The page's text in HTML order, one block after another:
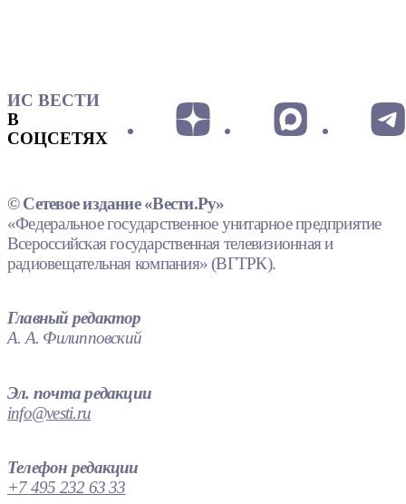
ИС ВЕСТИ
В
СОЦСЕТЯХ
© Сетевое издание «Вести.Ру»
«Федеральное государственное унитарное предприятие
Всероссийская государственная телевизионная и
радиовещательная компания» (ВГТРК).
Главный редактор
А. А. Филипповский
Эл. почта редакции
info@vesti.ru
Телефон редакции
+7 495 232 63 33